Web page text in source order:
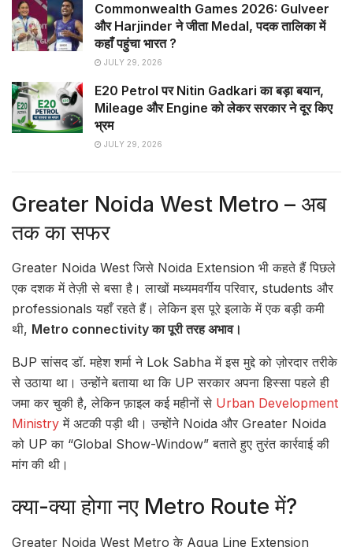
Commonwealth Games 2026: Gulveer
और Harjinder ने जीता Medal, पदक तालिका में
कहाँ पहुंचा भारत ?
JULY 29, 2026
E20 Petrol पर Nitin Gadkari का बड़ा बयान,
Mileage और Engine को लेकर सरकार ने दूर किए
भ्रम
JULY 29, 2026
Greater Noida West Metro – अब
तक का सफर
Greater Noida West जिसे Noida Extension भी कहते हैं पिछले
एक दशक में तेज़ी से बसा है। लाखों मध्यमवर्गीय परिवार, students और
professionals यहाँ रहते हैं। लेकिन इस पूरे इलाके में एक बड़ी कमी
थी, Metro connectivity का पूरी तरह अभाव।
BJP सांसद डॉ. महेश शर्मा ने Lok Sabha में इस मुद्दे को ज़ोरदार तरीके
से उठाया था। उन्होंने बताया था कि UP सरकार अपना हिस्सा पहले ही
जमा कर चुकी है, लेकिन फ़ाइल कई महीनों से Urban Development
Ministry में अटकी पड़ी थी। उन्होंने Noida और Greater Noida
को UP का “Global Show-Window” बताते हुए तुरंत कार्रवाई की
मांग की थी।
क्या-क्या होगा नए Metro Route में?
Greater Noida West Metro के Aqua Line Extension